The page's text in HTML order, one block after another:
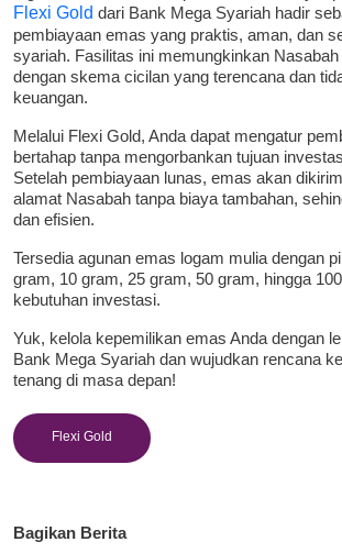
Flexi Gold dari Bank Mega Syariah hadir
pembiayaan emas yang praktis, aman, dan
syariah. Fasilitas ini memungkinkan
dengan skema cicilan yang terencana dan
keuangan.
Melalui Flexi Gold, Anda dapat mengatur
bertahap tanpa mengorbankan tujuan
Setelah pembiayaan lunas, emas akan
alamat Nasabah tanpa biaya tambahan,
dan efisien.
Tersedia agunan emas logam mulia dengan
gram, 10 gram, 25 gram, 50 gram, hingga
kebutuhan investasi.
Yuk, kelola kepemilikan emas Anda dengan
Bank Mega Syariah dan wujudkan rencana
tenang di masa depan!
Flexi Gold
Bagikan Berita